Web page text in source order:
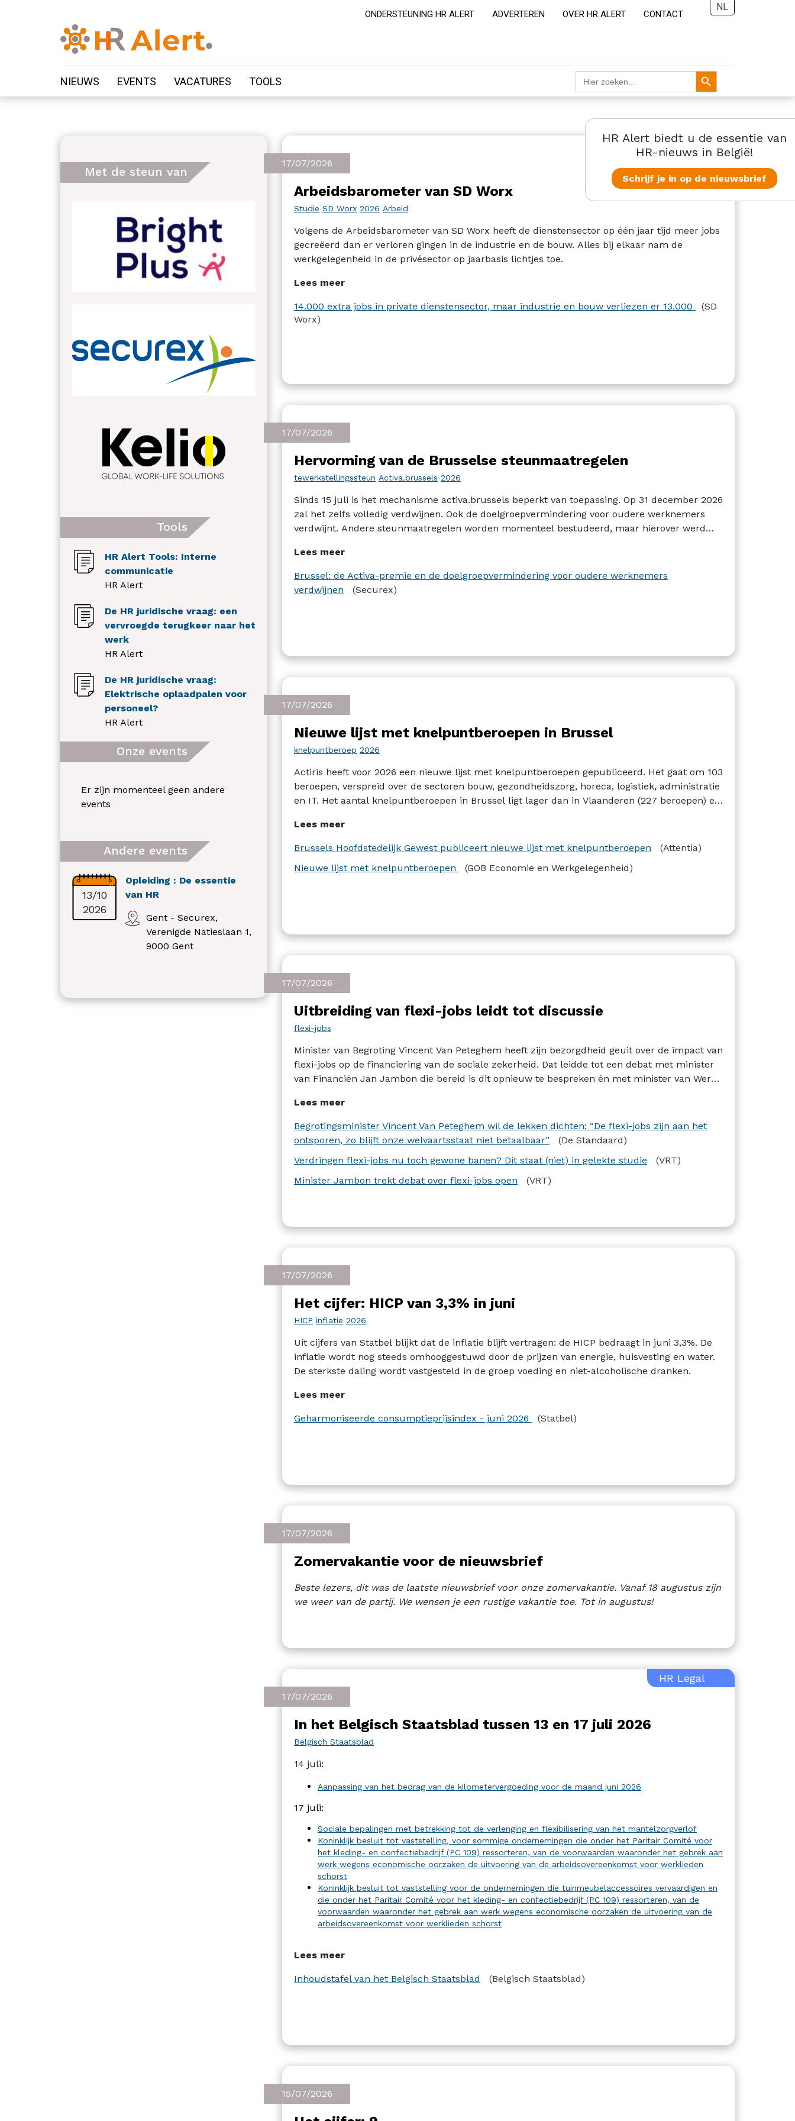
ONDERSTEUNING HR ALERT ADVERTEREN OVER HR ALERT CONTACT
NL
NIEUWS EVENTS VACATURES TOOLS
Zoek
naar:
Zoekknop
Met de steun van
Tools
HR Alert Tools: Interne
communicatie
HR Alert
De HR juridische vraag: een
vervroegde terugkeer naar het
werk
HR Alert
De HR juridische vraag:
Elektrische oplaadpalen voor
personeel?
HR Alert
Onze events
Er zijn momenteel geen andere
events
Andere events
13/10
2026
Opleiding : De essentie
van HR
Gent - Securex,
Verenigde Natieslaan 1,
9000 Gent
HR Alert biedt u de essentie van
HR-nieuws in België!
Schrijf je in op de nieuwsbrief
17/07/2026
Arbeidsbarometer van SD Worx
Studie SD Worx 2026 Arbeid
Volgens de Arbeidsbarometer van SD Worx heeft de dienstensector op één jaar tijd meer jobs
gecreëerd dan er verloren gingen in de industrie en de bouw. Alles bij elkaar nam de
werkgelegenheid in de privésector op jaarbasis lichtjes toe.
Lees meer
14.000 extra jobs in private dienstensector, maar industrie en bouw verliezen er 13.000
(SD
Worx)
17/07/2026
Hervorming van de Brusselse steunmaatregelen
tewerkstellingssteun Activa.brussels 2026
Sinds 15 juli is het mechanisme activa.brussels beperkt van toepassing. Op 31 december 2026
zal het zelfs volledig verdwijnen. Ook de doelgroepvermindering voor oudere werknemers
verdwijnt. Andere steunmaatregelen worden momenteel bestudeerd, maar hierover werd
Lees meer
Brussel: de Activa-premie en de doelgroepvermindering voor oudere werknemers
verdwijnen
(Securex)
17/07/2026
Nieuwe lijst met knelpuntberoepen in Brussel
knelpuntberoep 2026
Actiris heeft voor 2026 een nieuwe lijst met knelpuntberoepen gepubliceerd. Het gaat om 103
beroepen, verspreid over de sectoren bouw, gezondheidszorg, horeca, logistiek, administratie
en IT. Het aantal knelpuntberoepen in Brussel ligt lager dan in Vlaanderen (227 beroepen) en
Lees meer
Brussels Hoofdstedelijk Gewest publiceert nieuwe lijst met knelpuntberoepen
(Attentia)
Nieuwe lijst met knelpuntberoepen
(GOB Economie en Werkgelegenheid)
17/07/2026
Uitbreiding van flexi-jobs leidt tot discussie
flexi-jobs
Minister van Begroting Vincent Van Peteghem heeft zijn bezorgdheid geuit over de impact van
flexi-jobs op de financiering van de sociale zekerheid. Dat leidde tot een debat met minister
van Financiën Jan Jambon die bereid is dit opnieuw te bespreken én met minister van Werk
Lees meer
Begrotingsminister Vincent Van Peteghem wil de lekken dichten: “De flexi-jobs zijn aan het
ontsporen, zo blijft onze welvaartsstaat niet betaalbaar”
(De Standaard)
Verdringen flexi-jobs nu toch gewone banen? Dit staat (niet) in gelekte studie
(VRT)
Minister Jambon trekt debat over flexi-jobs open
(VRT)
17/07/2026
Het cijfer: HICP van 3,3% in juni
HICP inflatie 2026
Uit cijfers van Statbel blijkt dat de inflatie blijft vertragen: de HICP bedraagt in juni 3,3%. De
inflatie wordt nog steeds omhooggestuwd door de prijzen van energie, huisvesting en water.
De sterkste daling wordt vastgesteld in de groep voeding en niet-alcoholische dranken.
Lees meer
Geharmoniseerde consumptieprijsindex - juni 2026 (Statbel)
17/07/2026
Zomervakantie voor de nieuwsbrief
Beste lezers, dit was de laatste nieuwsbrief voor onze zomervakantie. Vanaf 18 augustus zijn
we weer van de partij. We wensen je een rustige vakantie toe. Tot in augustus!
HR Legal
17/07/2026
In het Belgisch Staatsblad tussen 13 en 17 juli 2026
Belgisch Staatsblad
14 juli:
Aanpassing van het bedrag van de kilometervergoeding voor de maand juni 2026
17 juli:
Sociale bepalingen met betrekking tot de verlenging en flexibilisering van het mantelzorgverlof
Koninklijk besluit tot vaststelling, voor sommige ondernemingen die onder het Paritair Comité voor
het kleding- en confectiebedrijf (PC 109) ressorteren, van de voorwaarden waaronder het gebrek aan
werk wegens economische oorzaken de uitvoering van de arbeidsovereenkomst voor werklieden
schorst
Koninklijk besluit tot vaststelling voor de ondernemingen die tuinmeubelaccessoires vervaardigen en
die onder het Paritair Comité voor het kleding- en confectiebedrijf (PC 109) ressorteren, van de
voorwaarden waaronder het gebrek aan werk wegens economische oorzaken de uitvoering van de
arbeidsovereenkomst voor werklieden schorst
Lees meer
Inhoudstafel van het Belgisch Staatsblad (Belgisch Staatsblad)
15/07/2026